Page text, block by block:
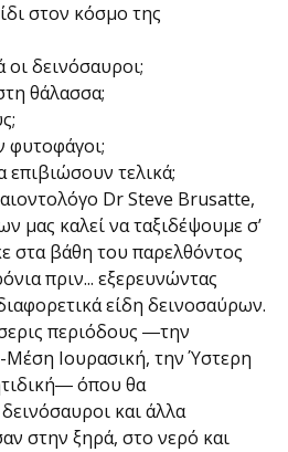
στον κόσμο της
οι δεινόσαυροι;
θάλασσα;
φυτοφάγοι;
επιβιώσουν τελικά;
Dr Steve Brusatte,
μας καλεί να ταξιδέψουμε σ’
στα βάθη του παρελθόντος
πριν... εξερευνώντας
είδη δεινοσαύρων.
περιόδους ―την
Ιουρασική, την Ύστερη
όπου θα
και άλλα
στην ξηρά, στο νερό και